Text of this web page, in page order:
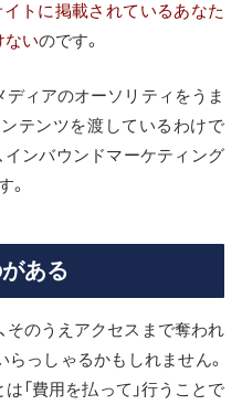
イトに掲載されているあなた
ないのです。
ディアのオーソリティをうま
テンツを渡しているわけで
インバウンドマーケティング
。
ある
そのうえアクセスまで奪われ
らっしゃるかもしれません。
「費用を払って」行うことで